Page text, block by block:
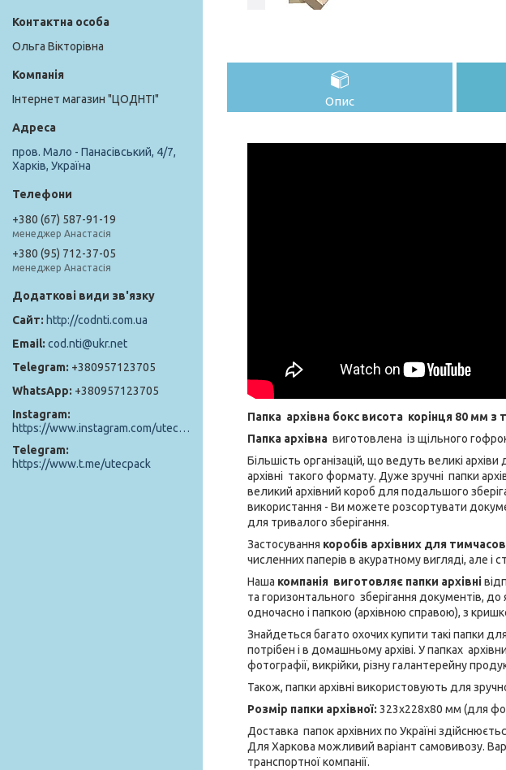
Опис
Папка архівна бокс висота корінця 80 мм з
Папка архівна виготовлена із щільного
Більшість організацій, що ведуть великі
архівні такого формату. Дуже зручні папки
великий архівний короб для подальшого
використання - Ви можете розсортувати
для тривалого зберігання.
Застосування коробів архівних для
численних паперів в акуратному вигляді, але і
Наша компанія виготовляє папки архівні
та горизонтального зберігання документів,
одночасно і папкою (архівною справою), з
Знайдеться багато охочих купити такі папки
потрібен і в домашньому архіві. У папках
фотографії, викрійки, різну галантерейну
Також, папки архівні використовують для
Розмір папки архівної: 323х228х80 мм (для
Доставка папок архівних по Україні
Для Харкова можливий варіант самовивозу.
транспортної компанії.
Ольга Вікторівна
Інтернет магазин "ЦОДНТІ"
пров. Мало - Панасівський, 4/7,
Харків, Україна
+380 (67) 587-91-19
менеджер Анастасія
+380 (95) 712-37-05
менеджер Анастасія
http://codnti.com.ua
cod.nti@ukr.net
+380957123705
+380957123705
Instagram
https://www.instagram.com/utec_pack/
Telegram
https://www.t.me/utecpack